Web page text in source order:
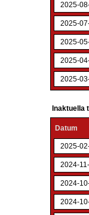
2025-
2025-
2025-
2025-
2025-
Inaktuella
Datum
2025-
2024-
2024-
2024-